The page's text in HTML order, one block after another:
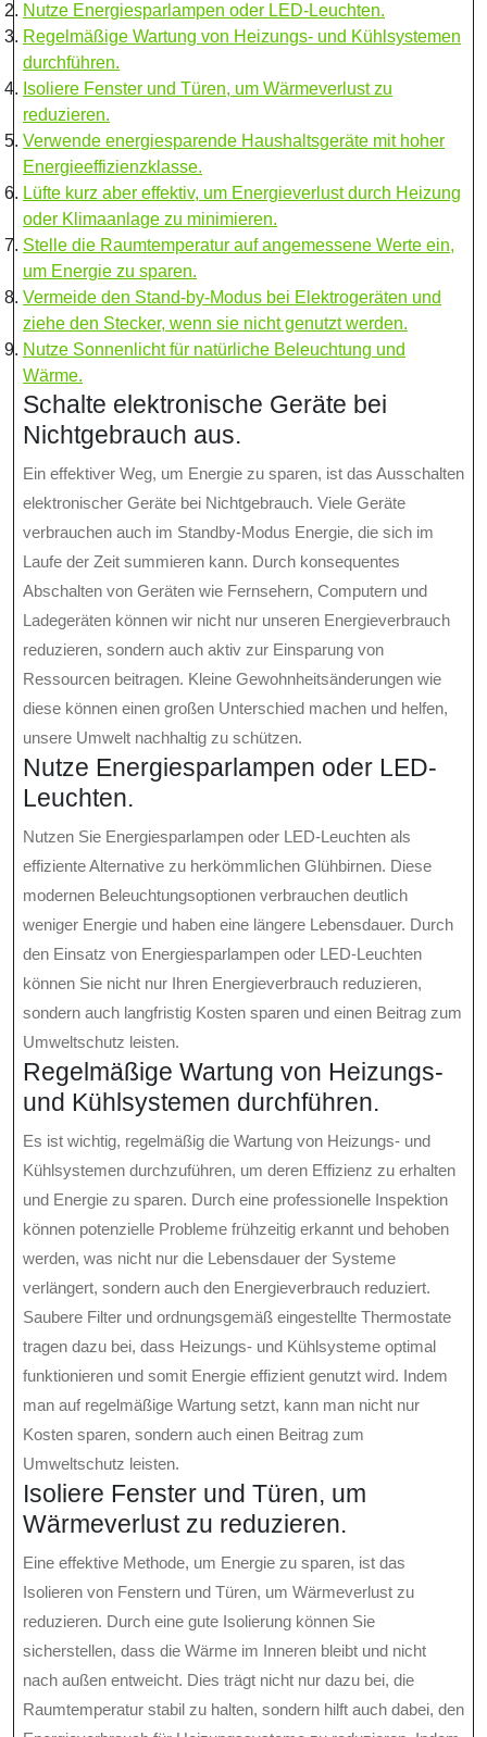
Nutze Energiesparlampen oder LED-Leuchten.
Regelmäßige Wartung von Heizungs- und Kühlsystemen
durchführen.
Isoliere Fenster und Türen, um Wärmeverlust zu
reduzieren.
Verwende energiesparende Haushaltsgeräte mit hoher
Energieeffizienzklasse.
Lüfte kurz aber effektiv, um Energieverlust durch Heizung
oder Klimaanlage zu minimieren.
Stelle die Raumtemperatur auf angemessene Werte ein,
um Energie zu sparen.
Vermeide den Stand-by-Modus bei Elektrogeräten und
ziehe den Stecker, wenn sie nicht genutzt werden.
Nutze Sonnenlicht für natürliche Beleuchtung und
Wärme.
Schalte elektronische Geräte bei
Nichtgebrauch aus.
Ein effektiver Weg, um Energie zu sparen, ist das Ausschalten
elektronischer Geräte bei Nichtgebrauch. Viele Geräte
verbrauchen auch im Standby-Modus Energie, die sich im
Laufe der Zeit summieren kann. Durch konsequentes
Abschalten von Geräten wie Fernsehern, Computern und
Ladegeräten können wir nicht nur unseren Energieverbrauch
reduzieren, sondern auch aktiv zur Einsparung von
Ressourcen beitragen. Kleine Gewohnheitsänderungen wie
diese können einen großen Unterschied machen und helfen,
unsere Umwelt nachhaltig zu schützen.
Nutze Energiesparlampen oder LED-
Leuchten.
Nutzen Sie Energiesparlampen oder LED-Leuchten als
effiziente Alternative zu herkömmlichen Glühbirnen. Diese
modernen Beleuchtungsoptionen verbrauchen deutlich
weniger Energie und haben eine längere Lebensdauer. Durch
den Einsatz von Energiesparlampen oder LED-Leuchten
können Sie nicht nur Ihren Energieverbrauch reduzieren,
sondern auch langfristig Kosten sparen und einen Beitrag zum
Umweltschutz leisten.
Regelmäßige Wartung von Heizungs-
und Kühlsystemen durchführen.
Es ist wichtig, regelmäßig die Wartung von Heizungs- und
Kühlsystemen durchzuführen, um deren Effizienz zu erhalten
und Energie zu sparen. Durch eine professionelle Inspektion
können potenzielle Probleme frühzeitig erkannt und behoben
werden, was nicht nur die Lebensdauer der Systeme
verlängert, sondern auch den Energieverbrauch reduziert.
Saubere Filter und ordnungsgemäß eingestellte Thermostate
tragen dazu bei, dass Heizungs- und Kühlsysteme optimal
funktionieren und somit Energie effizient genutzt wird. Indem
man auf regelmäßige Wartung setzt, kann man nicht nur
Kosten sparen, sondern auch einen Beitrag zum
Umweltschutz leisten.
Isoliere Fenster und Türen, um
Wärmeverlust zu reduzieren.
Eine effektive Methode, um Energie zu sparen, ist das
Isolieren von Fenstern und Türen, um Wärmeverlust zu
reduzieren. Durch eine gute Isolierung können Sie
sicherstellen, dass die Wärme im Inneren bleibt und nicht
nach außen entweicht. Dies trägt nicht nur dazu bei, die
Raumtemperatur stabil zu halten, sondern hilft auch dabei, den